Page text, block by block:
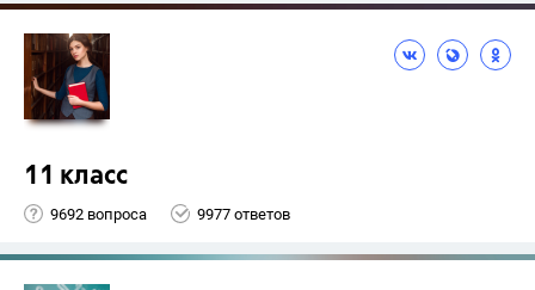
11 класс
9692 вопроса 9977 ответов